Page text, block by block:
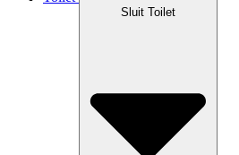
Sluit Toilet